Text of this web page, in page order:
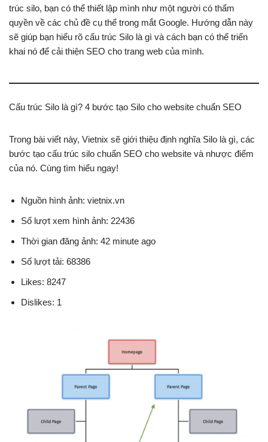
trúc silo, bạn có thể thiết lập mình như một người có thẩm
quyền về các chủ đề cụ thể trong mắt Google. Hướng dẫn này
sẽ giúp bạn hiểu rõ cấu trúc Silo là gì và cách bạn có thể triển
khai nó để cải thiện SEO cho trang web của mình.
Cấu trúc Silo là gì? 4 bước tạo Silo cho website chuẩn SEO
Trong bài viết này, Vietnix sẽ giới thiệu định nghĩa Silo là gì, các
bước tạo cấu trúc silo chuẩn SEO cho website và nhược điểm
của nó. Cùng tìm hiểu ngay!
Nguồn hình ảnh: vietnix.vn
Số lượt xem hình ảnh: 22436
Thời gian đăng ảnh: 42 minute ago
Số lượt tải: 68386
Likes: 8247
Dislikes: 1